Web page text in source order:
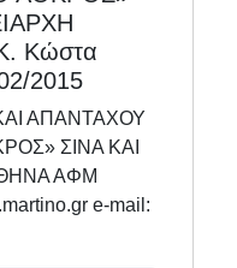
Κώστα
2015
ΑΠΑΝΤΑΧΟΥ
ΣΙΝΑ ΚΑΙ
ΑΦΜ
e-mail: